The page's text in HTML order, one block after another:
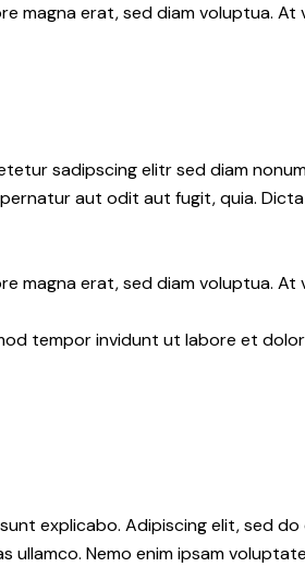
magna erat, sed diam voluptua.
sadipscing elitr sed diam
aut odit aut fugit, quia.
magna erat, sed diam voluptua.
tempor invidunt ut labore et
explicabo. Adipiscing elit, sed
ullamco. Nemo enim ipsam